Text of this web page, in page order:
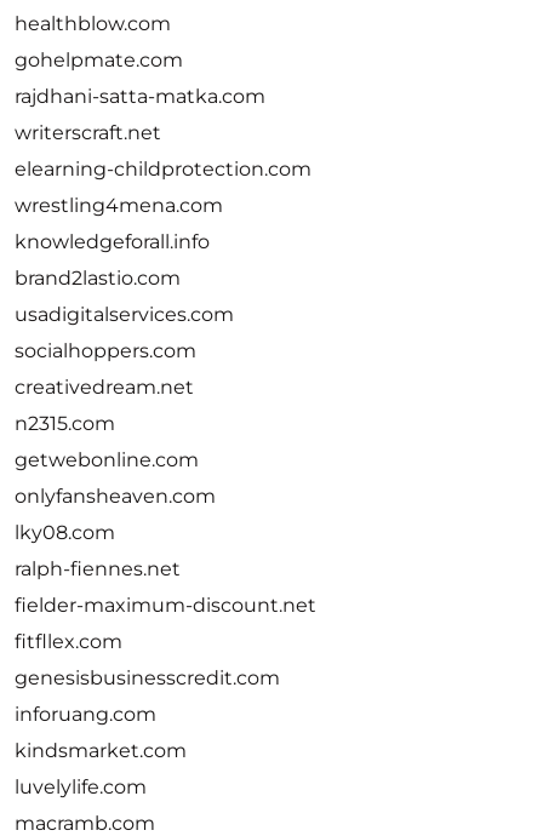
healthblow.com
gohelpmate.com
rajdhani-satta-matka.com
writerscraft.net
elearning-childprotection.com
wrestling4mena.com
knowledgeforall.info
brand2lastio.com
usadigitalservices.com
socialhoppers.com
creativedream.net
n2315.com
getwebonline.com
onlyfansheaven.com
lky08.com
ralph-fiennes.net
fielder-maximum-discount.net
fitfllex.com
genesisbusinesscredit.com
inforuang.com
kindsmarket.com
luvelylife.com
macramb.com